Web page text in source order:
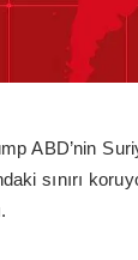
ABD’nin
sınırı